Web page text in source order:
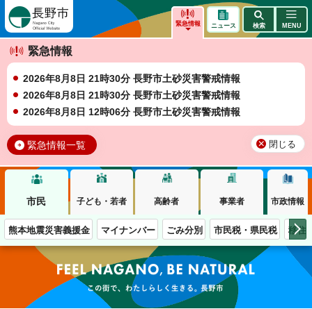
緊急情報
緊急情報
2026年8月8日 21時30分 長野市土砂災害警戒情報
2026年8月8日 21時30分 長野市土砂災害警戒情報
2026年8月8日 12時06分 長野市土砂災害警戒情報
緊急情報一覧 閉じる
ニュース 検索 MENU
市民 子ども・若者 高齢者 事業者 市政情報
熊本地震災害義援金 マイナンバー ごみ分別 市民税・県民税 移住
この街で、わたしらしく生きる。長野市